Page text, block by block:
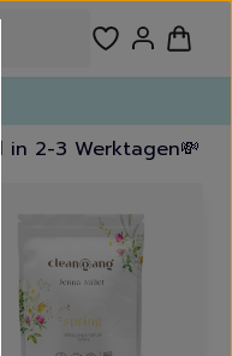
in 2-3 Werktagen💸